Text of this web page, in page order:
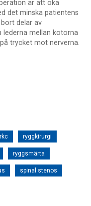
är att öka
det minska patientens
delar av
lederna mellan kotorna
trycket mot nerverna.
rkc ryggkirurgi
ryggsmärta
spinal stenos